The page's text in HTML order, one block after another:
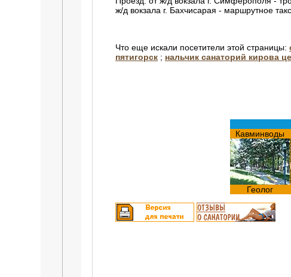
ж/д вокзала г. Бахчисарая - маршрутное
Что еще искали посетители этой страницы:
пятигорск ; нальчик санаторий кирова
Кавминводы
Геолог